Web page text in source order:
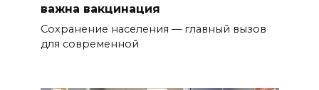
важна вакцинация
Сохранение населения — главный вызов
для современной